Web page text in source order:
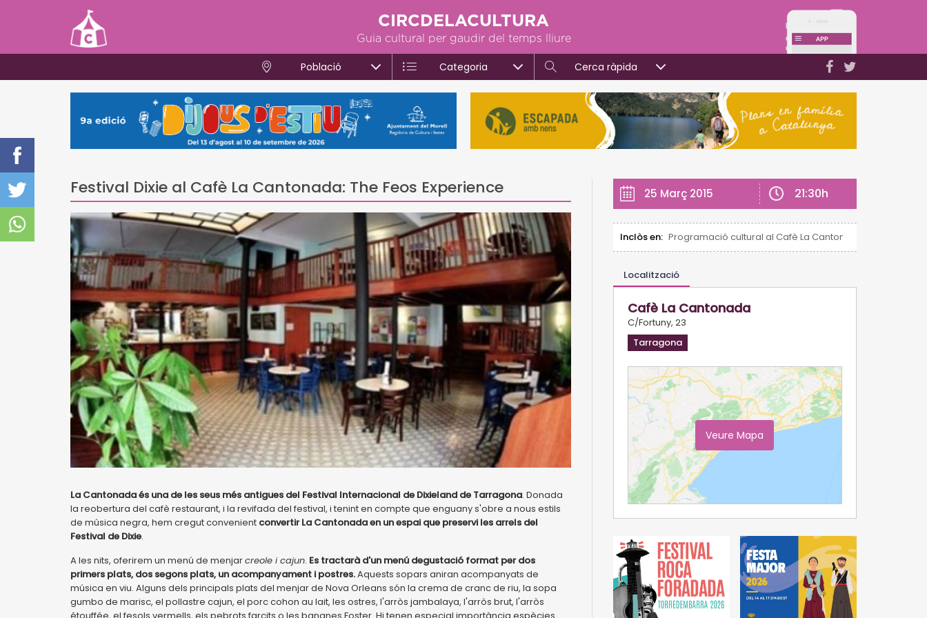
CIRCDELACULTURA
Guia cultural per gaudir del temps lliure
Població Categoria Cerca ràpida
Festival Dixie al Cafè La Cantonada: The Feos Experience
La Cantonada és una de les seus més antigues del Festival Internacional de Dixieland de Tarragona. Donada
la reobertura del cafè restaurant, i la revifada del festival, i tenint en compte que enguany s'obre a nous estils
de música negra, hem cregut convenient convertir La Cantonada en un espai que preservi les arrels del
Festival de Dixie.
A les nits, oferirem un menú de menjarcreole i cajun. Es tractarà d'un menú degustació format per dos
primers plats, dos segons plats, un acompanyament i postres.Aquests sopars aniran acompanyats de
música en viu. Alguns dels principals plats del menjar de Nova Orleans són la crema de cranc de riu, la sopa
gumbo de marisc, el pollastre cajun, el porc cohon au lait, les ostres, l'arròs jambalaya, l'arròs brut, l'arròs
25 Març 2015 21:30h
Inclòs en: Programació cultural al Cafè La Cantonada (TGN)
Localització
Cafè La Cantonada
C/Fortuny, 23
Tarragona
Veure Mapa